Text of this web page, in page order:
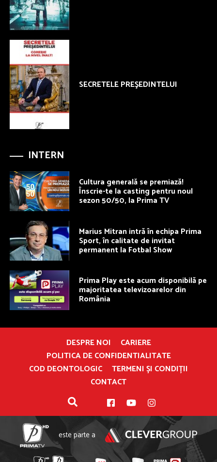
SECRETELE PREŞEDINTELUI
INTERN
Cultura generală se premiază!
Înscrie-te la casting pentru noul
sezon 50/50, la Prima TV
Marius Mitran intră în echipa Prima
Sport, în calitate de invitat
permanent la Fotbal Show
Prima Play este acum disponibilă pe
majoritatea televizoarelor din
România
DESPRE NOI
CARIERE
POLITICA DE CONFIDENTIALITATE
COD DEONTOLOGIC
TERMENI ȘI CONDIȚII
CONTACT
este parte a